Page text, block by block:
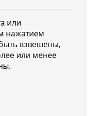
или
нажатием
взвешены,
или менее